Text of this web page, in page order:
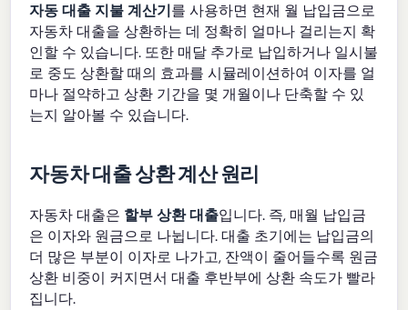
자동 대출 지불 계산기를 사용하면 현재 월 납입금으로
자동차 대출을 상환하는 데 정확히 얼마나 걸리는지 확
인할 수 있습니다. 또한 매달 추가로 납입하거나 일시불
로 중도 상환할 때의 효과를 시뮬레이션하여 이자를 얼
마나 절약하고 상환 기간을 몇 개월이나 단축할 수 있
는지 알아볼 수 있습니다.
자동차 대출 상환 계산 원리
자동차 대출은 할부 상환 대출입니다. 즉, 매월 납입금
은 이자와 원금으로 나뉩니다. 대출 초기에는 납입금의
더 많은 부분이 이자로 나가고, 잔액이 줄어들수록 원금
상환 비중이 커지면서 대출 후반부에 상환 속도가 빨라
집니다.